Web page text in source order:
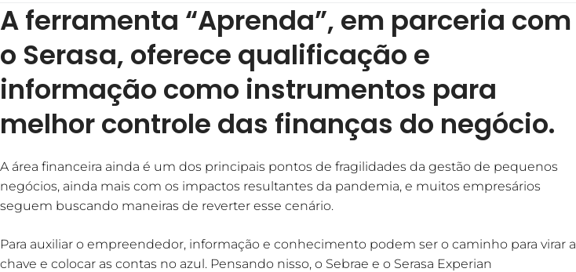
A ferramenta “Aprenda”, em parceria com
o Serasa, oferece qualificação e
informação como instrumentos para
melhor controle das finanças do negócio.
A área financeira ainda é um dos principais pontos de fragilidades da gestão de pequenos
negócios, ainda mais com os impactos resultantes da pandemia, e muitos empresários
seguem buscando maneiras de reverter esse cenário.
Para auxiliar o empreendedor, informação e conhecimento podem ser o caminho para virar a
chave e colocar as contas no azul. Pensando nisso, o Sebrae e o Serasa Experian